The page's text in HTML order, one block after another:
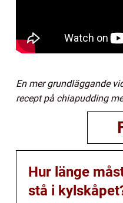
En mer grundläggande
recept på chiapudding
Hur länge
stå i